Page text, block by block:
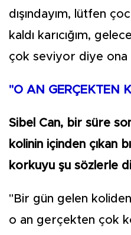
dışındayım, lütfen
kaldı karıcığım,
çok seviyor diye ona
"O AN GERÇEKTEN
Sibel Can, bir süre
kolinin içinden çıkan
korkuyu şu sözlerle
"Bir gün gelen
o an gerçekten çok